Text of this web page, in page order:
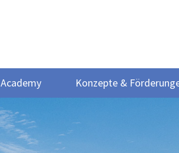
Academy Konzepte &